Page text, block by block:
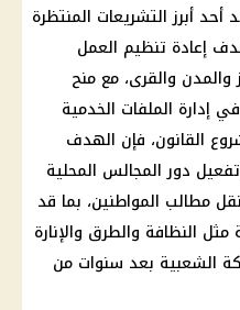
أحد أبرز التشريعات المنتظرة
إعادة تنظيم العمل
والمدن والقرى، مع منح
إدارة الملفات الخدمية
القانون، فإن الهدف
دور المجالس المحلية
مطالب المواطنين، بما قد
النظافة والطرق والإنارة
الشعبية بعد سنوات من